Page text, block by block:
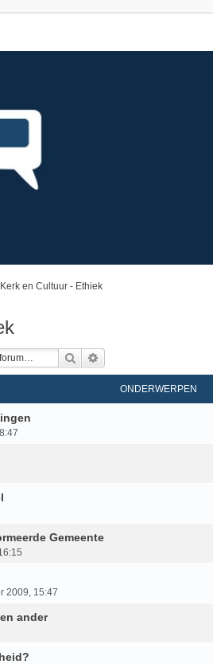
Kerk en Cultuur - Ethiek
Zoek
ONDERWERPEN
Gemeente
2009, 15:47
ander